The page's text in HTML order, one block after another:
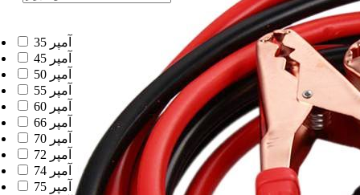
35 آمپر
45 آمپر
50 آمپر
55 آمپر
60 آمپر
66 آمپر
70 آمپر
72 آمپر
74 آمپر
75 آمپر